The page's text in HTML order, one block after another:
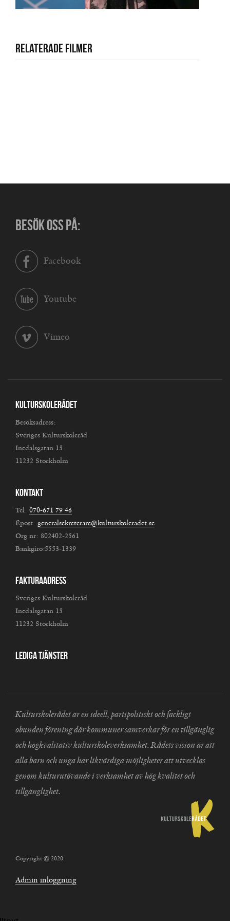
Relaterade filmer
BESÖK OSS PÅ:
Facebook
Youtube
Vimeo
Kulturskolerådet
Besöksadress:
Sveriges Kulturskoleråd
Inedalsgatan 15
11232 Stockholm
Kontakt
Tel: 070-671 79 46
Epost: generalsekreterare@kulturskoleradet.se
Org nr: 802402-2561
Bankgiro:5553-1339
Fakturaadress
Sveriges Kulturskoleråd
Inedalsgatan 15
11232 Stockholm
Lediga tjänster
Kulturskolerådet är en ideell, partipolitiskt och fackligt
obunden förening där kommuner samverkar för en tillgänglig
och högkvalitativ kulturskoleverksamhet. Rådets vision är att
alla barn och unga har likvärdiga möjligheter att utvecklas
genom kulturutövande i verksamhet av hög kvalitet och
tillgänglighet.
Copyright © 2020
Admin inloggning